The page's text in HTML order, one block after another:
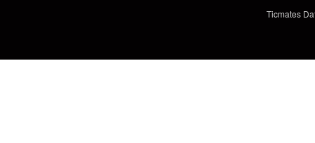
Ticmates